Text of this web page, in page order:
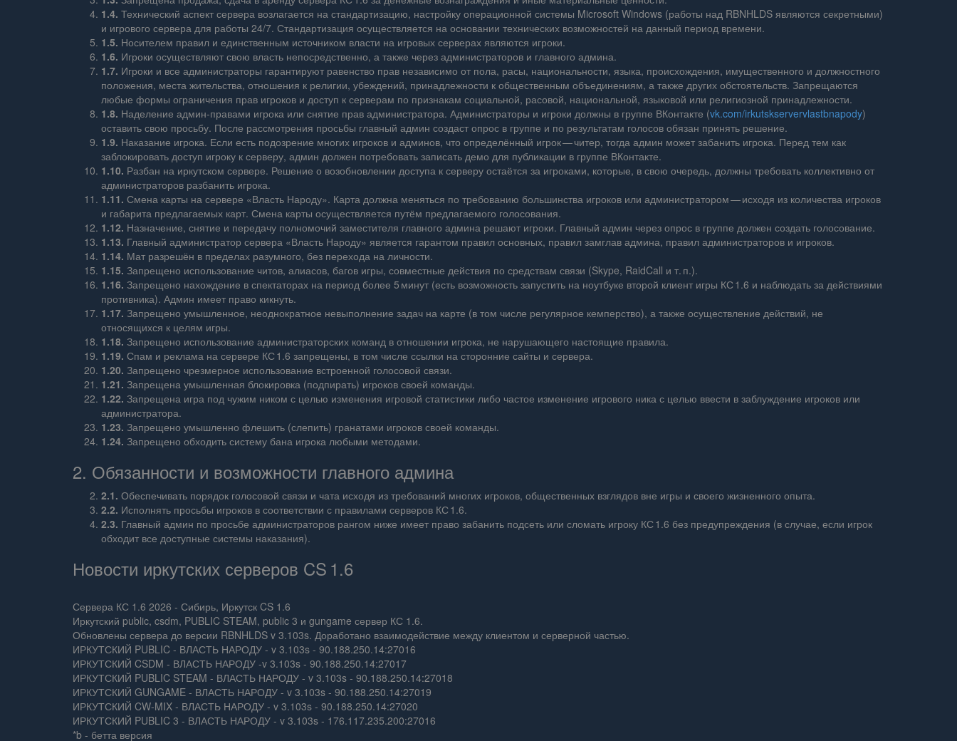
1.4. Технический аспект сервера возлагается на стандартизацию, настройку операционной системы Microsoft Windows (работы над RBNHLDS являются секретными)
и игрового сервера для работы 24/7. Стандартизация осуществляется на основании технических возможностей на данный период времени.
1.5. Носителем правил и единственным источником власти на игровых серверах являются игроки.
1.6. Игроки осуществляют свою власть непосредственно, а также через администраторов и главного админа.
1.7. Игроки и все администраторы гарантируют равенство прав независимо от пола, расы, национальности, языка, происхождения, имущественного и должностного
положения, места жительства, отношения к религии, убеждений, принадлежности к общественным объединениям, а также других обстоятельств. Запрещаются
любые формы ограничения прав игроков и доступ к серверам по признакам социальной, расовой, национальной, языковой или религиозной принадлежности.
1.8. Наделение админ‑правами игрока или снятие прав администратора. Администраторы и игроки должны в группе ВКонтакте (vk.com/irkutskservervlastbnapody)
оставить свою просьбу. После рассмотрения просьбы главный админ создаст опрос в группе и по результатам голосов обязан принять решение.
1.9. Наказание игрока. Если есть подозрение многих игроков и админов, что определённый игрок — читер, тогда админ может забанить игрока. Перед тем как
заблокировать доступ игроку к серверу, админ должен потребовать записать демо для публикации в группе ВКонтакте.
1.10. Разбан на иркутском сервере. Решение о возобновлении доступа к серверу остаётся за игроками, которые, в свою очередь, должны требовать коллективно от
администраторов разбанить игрока.
1.11. Смена карты на сервере «Власть Народу». Карта должна меняться по требованию большинства игроков или администратором — исходя из количества игроков
и габарита предлагаемых карт. Смена карты осуществляется путём предлагаемого голосования.
1.12. Назначение, снятие и передачу полномочий заместителя главного админа решают игроки. Главный админ через опрос в группе должен создать голосование.
1.13. Главный администратор сервера «Власть Народу» является гарантом правил основных, правил замглав админа, правил администраторов и игроков.
1.14. Мат разрешён в пределах разумного, без перехода на личности.
1.15. Запрещено использование читов, алиасов, багов игры, совместные действия по средствам связи (Skype, RaidCall и т. п.).
1.16. Запрещено нахождение в спектаторах на период более 5 минут (есть возможность запустить на ноутбуке второй клиент игры КС 1.6 и наблюдать за действиями
противника). Админ имеет право кикнуть.
1.17. Запрещено умышленное, неоднократное невыполнение задач на карте (в том числе регулярное кемперство), а также осуществление действий, не
относящихся к целям игры.
1.18. Запрещено использование администраторских команд в отношении игрока, не нарушающего настоящие правила.
1.19. Спам и реклама на сервере КС 1.6 запрещены, в том числе ссылки на сторонние сайты и сервера.
1.20. Запрещено чрезмерное использование встроенной голосовой связи.
1.21. Запрещена умышленная блокировка (подпирать) игроков своей команды.
1.22. Запрещена игра под чужим ником с целью изменения игровой статистики либо частое изменение игрового ника с целью ввести в заблуждение игроков или
администратора.
1.23. Запрещено умышленно флешить (слепить) гранатами игроков своей команды.
1.24. Запрещено обходить систему бана игрока любыми методами.
2. Обязанности и возможности главного админа
2.1. Обеспечивать порядок голосовой связи и чата исходя из требований многих игроков, общественных взглядов вне игры и своего жизненного опыта.
2.2. Исполнять просьбы игроков в соответствии с правилами серверов КС 1.6.
2.3. Главный админ по просьбе администраторов рангом ниже имеет право забанить подсеть или сломать игроку КС 1.6 без предупреждения (в случае, если игрок
обходит все доступные системы наказания).
Новости иркутских серверов CS 1.6
Сервера КС 1.6 2026 - Сибирь, Иркутск CS 1.6
Иркутский public, csdm, PUBLIC STEAM, public 3 и gungame сервер КС 1.6.
Обновлены сервера до версии RBNHLDS v 3.103s. Доработано взаимодействие между клиентом и серверной частью.
ИРКУТСКИЙ PUBLIC - ВЛАСТЬ НАРОДУ - v 3.103s - 90.188.250.14:27016
ИРКУТСКИЙ CSDM - ВЛАСТЬ НАРОДУ -v 3.103s - 90.188.250.14:27017
ИРКУТСКИЙ PUBLIC STEAM - ВЛАСТЬ НАРОДУ - v 3.103s - 90.188.250.14:27018
ИРКУТСКИЙ GUNGAME - ВЛАСТЬ НАРОДУ - v 3.103s - 90.188.250.14:27019
ИРКУТСКИЙ CW-MIX - ВЛАСТЬ НАРОДУ - v 3.103s - 90.188.250.14:27020
ИРКУТСКИЙ PUBLIC 3 - ВЛАСТЬ НАРОДУ - v 3.103s - 176.117.235.200:27016
*b - бетта версия